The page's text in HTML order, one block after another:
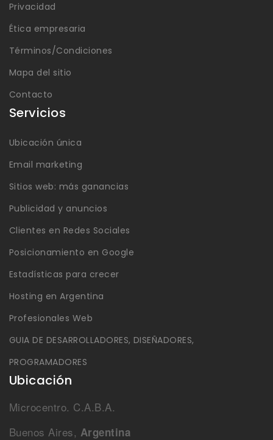
Privacidad
Ética empresaria
Términos/Condiciones
Mapa del sitio
Contacto
Servicios
Ubicación única
Email marketing
Sitios web: más ganancias
Publicidad y anuncios
Clientes en Redes Sociales
Posicionamiento en Google
Estadísticas para crecer
Hosting en Argentina
Profesionales Web
GUIA DE DESARROLLADORES, DISEÑADORES,
PROGRAMADORES
Ubicación
Microcentro. C.A.B.A.
Buenos Aires, Argentina